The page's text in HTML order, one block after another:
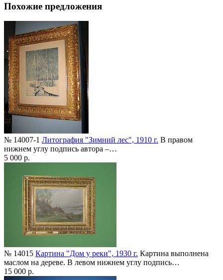
Похожие предложения
№ 14007-1 Литография "Зимний лес", 1910 г. В правом
нижнем углу подпись автора –…
5 000 р.
№ 14015 Картина "Дом у реки", 1930 г. Картина выполнена
маслом на дереве. В левом нижнем углу подпись…
15 000 р.